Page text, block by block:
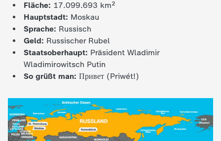
h
Fläche: 17.099.693 km²
Hauptstadt: Moskau
Sprache: Russisch
Geld: Russischer Rubel
Staatsoberhaupt: Präsident Wladimir
Wladimirowitsch Putin
So grüßt man: Привет (Priwét!)